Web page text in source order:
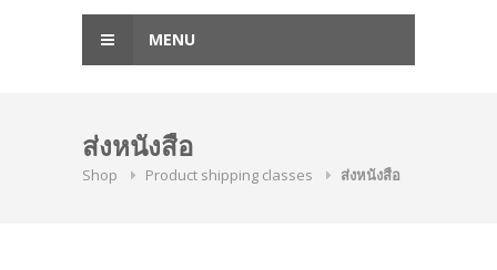
MENU
ส่งหนังสือ
Shop Product shipping classes ส่งหนังสือ